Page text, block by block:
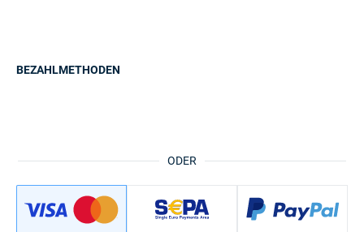
ODER
BEZAHLMETHODEN